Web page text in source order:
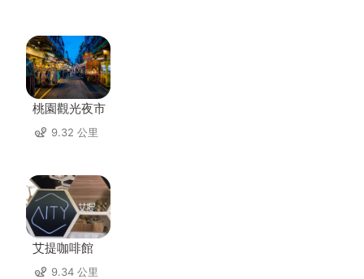
桃園觀光夜市
9.32 公里
艾提咖啡館
9.34 公里